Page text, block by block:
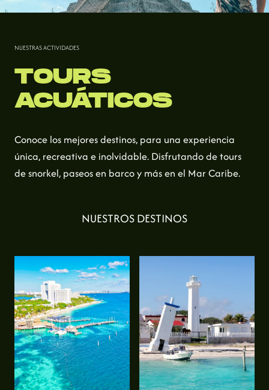
NUESTRAS ACTIVIDADES
TOURS
ACUÁTICOS
Conoce los mejores destinos, para una experiencia
única, recreativa e inolvidable. Disfrutando de tours
de snorkel, paseos en barco y más en el Mar Caribe.
NUESTROS DESTINOS